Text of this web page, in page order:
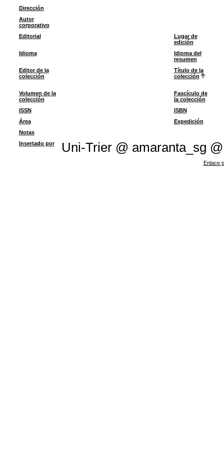
Dirección
Autor
corporativo
Editorial
Lugar de
edición
Idioma
Idioma del
resumen
Editor de la
colección
Título de la
colección
Volumen de la
colección
Fascículo de
la colección
ISSN
ISBN
Área
Expedición
Notas
Insertado por
Uni-Trier @ amaranta_sg @
Enlace